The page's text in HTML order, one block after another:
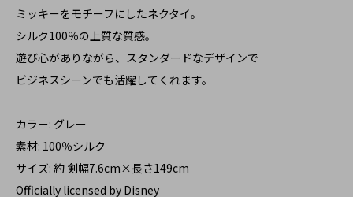
ミッキーをモチーフにしたネクタイ。
シルク100％の上質な質感。
遊び心がありながら、スタンダードなデザインで
ビジネスシーンでも活躍してくれます。
カラー: グレー
素材: 100％シルク
サイズ: 約 剣幅7.6cm×長さ149cm
Officially licensed by Disney